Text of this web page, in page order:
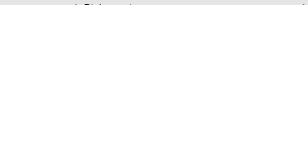
Pickup mjesto